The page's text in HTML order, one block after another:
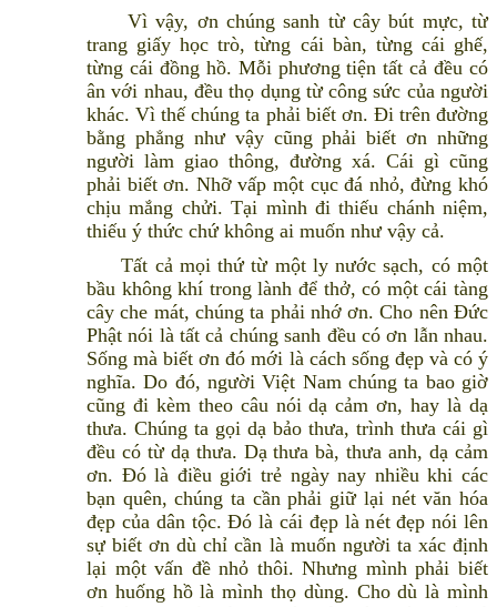
Vì vậy, ơn chúng sanh từ cây bút mực, từ
trang giấy học trò, từng cái bàn, từng cái ghế,
từng cái đồng hồ. Mỗi phương tiện tất cả đều có
ân với nhau, đều thọ dụng từ công sức của người
khác. Vì thế chúng ta phải biết ơn. Đi trên đường
bằng phẳng như vậy cũng phải biết ơn những
người làm giao thông, đường xá. Cái gì cũng
phải biết ơn. Nhỡ vấp một cục đá nhỏ, đừng khó
chịu mắng chửi. Tại mình đi thiếu chánh niệm,
thiếu ý thức chứ không ai muốn như vậy cả.
Tất cả mọi thứ từ một ly nước sạch, có một
bầu không khí trong lành để thở, có một cái tàng
cây che mát, chúng ta phải nhớ ơn. Cho nên Đức
Phật nói là tất cả chúng sanh đều có ơn lẫn nhau.
Sống mà biết ơn đó mới là cách sống đẹp và có ý
nghĩa. Do đó, người Việt Nam chúng ta bao giờ
cũng đi kèm theo câu nói dạ cảm ơn, hay là dạ
thưa. Chúng ta gọi dạ bảo thưa, trình thưa cái gì
đều có từ dạ thưa. Dạ thưa bà, thưa anh, dạ cảm
ơn. Đó là điều giới trẻ ngày nay nhiều khi các
bạn quên, chúng ta cần phải giữ lại nét văn hóa
đẹp của dân tộc. Đó là cái đẹp là nét đẹp nói lên
sự biết ơn dù chỉ cần là muốn người ta xác định
lại một vấn đề nhỏ thôi. Nhưng mình phải biết
ơn huống hồ là mình thọ dùng. Cho dù là mình